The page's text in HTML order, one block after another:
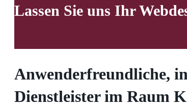
Lassen Sie uns Ihr
Anwenderfreundliche,
Dienstleister im Raum